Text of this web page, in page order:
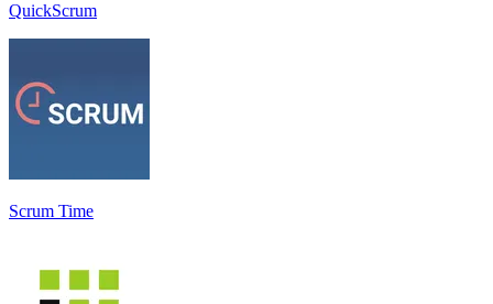
QuickScrum
Scrum Time